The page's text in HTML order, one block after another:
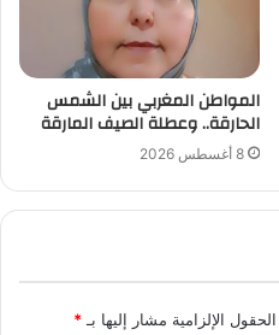
المواطن المغربي بين الشمس
الحارقة.. وعطلة الصيف المارقة
8 أغسطس 2026
الحقول الإلزامية مشار إليها بـ *